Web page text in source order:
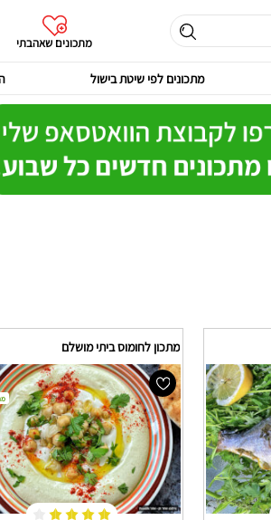
מתכונים שאהבתי
מתכונים לפי שיטת בישול
מתכון לחומוס ביתי מושלם